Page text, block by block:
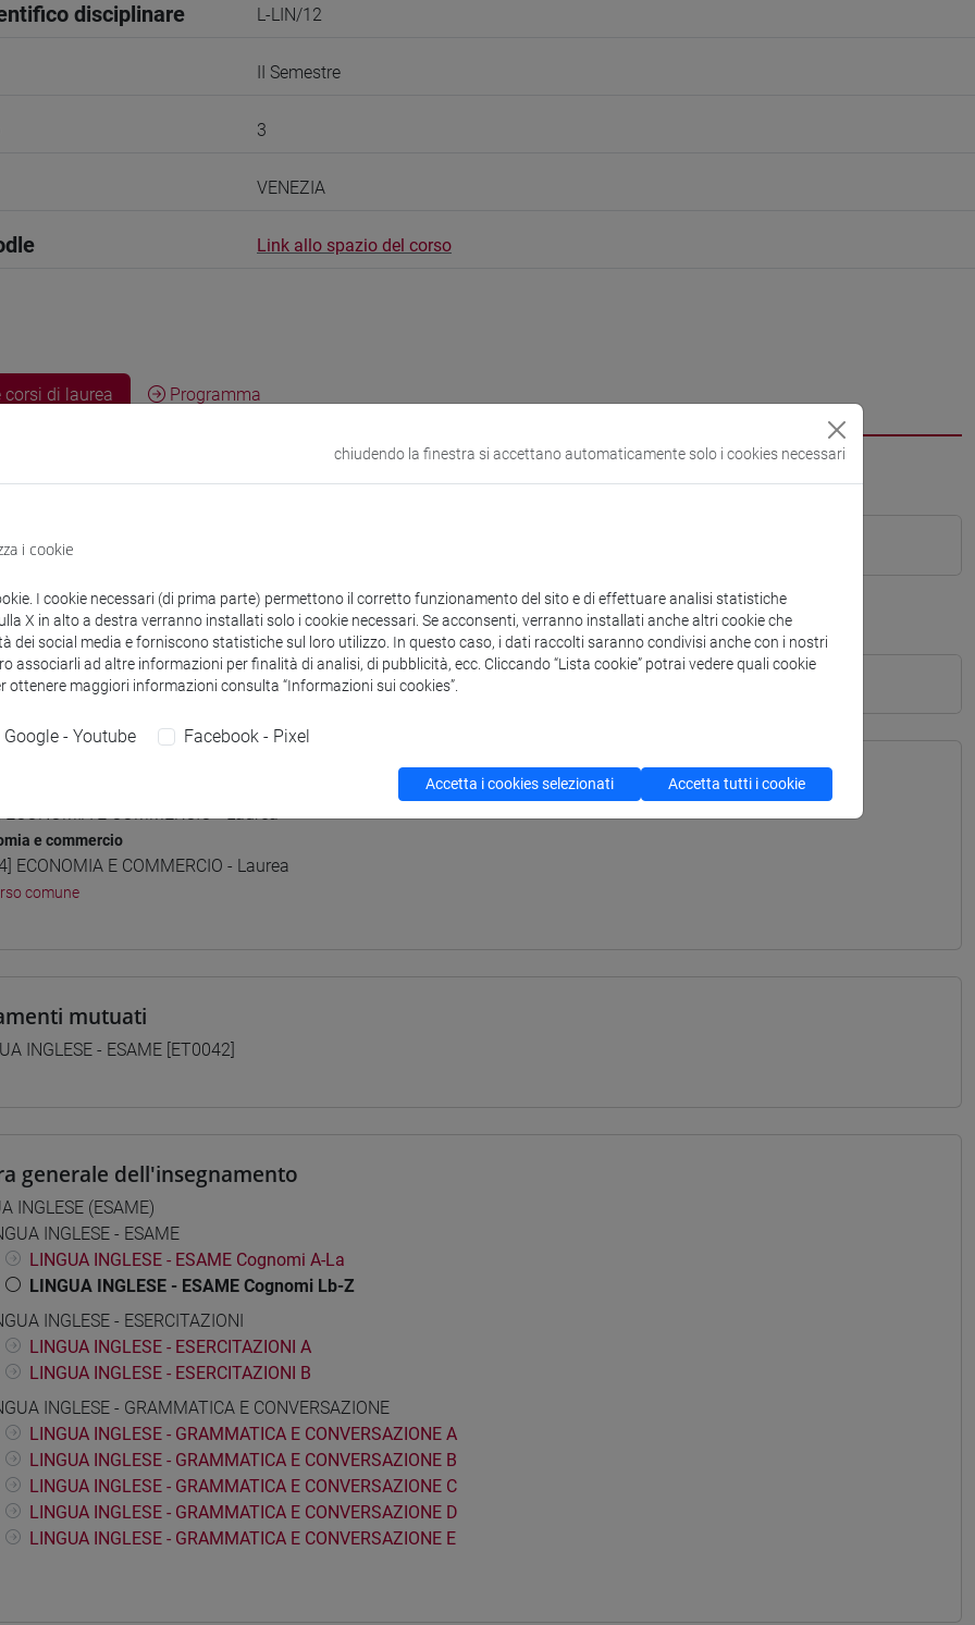
disciplinare L-LIN/12
II Semestre
3
VENEZIA
Link allo spazio del corso
corsi di laurea Programma
David
Moodle
ECONOMIA E COMMERCIO - Laurea
e commercio
ECONOMIA E COMMERCIO - Laurea
comune
mutuati
INGLESE - ESAME [ET0042]
generale dell'insegnamento
INGLESE (ESAME)
INGLESE - ESAME
LINGUA INGLESE - ESAME Cognomi A-La
LINGUA INGLESE - ESAME Cognomi Lb-Z
INGLESE - ESERCITAZIONI
LINGUA INGLESE - ESERCITAZIONI A
LINGUA INGLESE - ESERCITAZIONI B
INGLESE - GRAMMATICA E CONVERSAZIONE
LINGUA INGLESE - GRAMMATICA E CONVERSAZIONE A
LINGUA INGLESE - GRAMMATICA E CONVERSAZIONE B
LINGUA INGLESE - GRAMMATICA E CONVERSAZIONE C
LINGUA INGLESE - GRAMMATICA E CONVERSAZIONE D
LINGUA INGLESE - GRAMMATICA E CONVERSAZIONE E
chiudendo la finestra si accettano automaticamente solo i cookies necessari
i cookie
I cookie necessari (di prima parte) permettono il corretto funzionamento del sito e di effettuare analisi statistiche
X in alto a destra verranno installati solo i cookie necessari. Se acconsenti, verranno installati anche altri cookie che
dei social media e forniscono statistiche sul loro utilizzo. In questo caso, i dati raccolti saranno condivisi anche con i nostri
associarli ad altre informazioni per finalità di analisi, di pubblicità, ecc. Cliccando “Lista cookie” potrai vedere quali cookie
ottenere maggiori informazioni consulta “Informazioni sui cookies”.
Google - Youtube Facebook - Pixel
Accetta i cookies selezionati Accetta tutti i cookie